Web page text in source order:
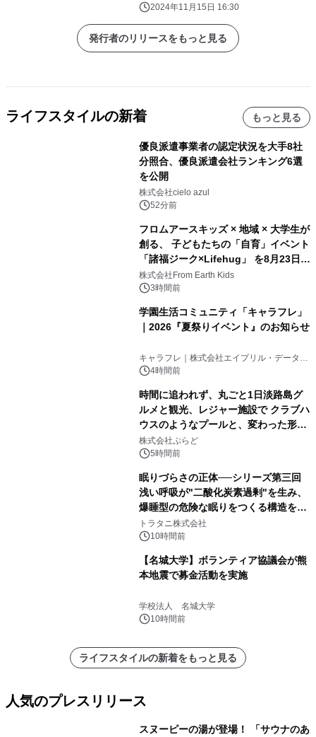
2024年11月15日 16:30
発行者のリリースをもっと見る
ライフスタイルの新着 もっと見る
優良派遣事業者の認定状況を大手8社
分照合、優良派遣会社ランキング6選
を公開
株式会社cielo azul
52分前
フロムアースキッズ × 地域 × 大学生が
創る、 子どもたちの「自育」イベント
「諸福ジーク×Lifehug」 を8月23日
(日)開催
株式会社From Earth Kids
3時間前
学園生活コミュニティ「キャラフレ」
｜2026『夏祭りイベント』のお知らせ
キャラフレ｜株式会社エイプリル・データ・
デザインズ
4時間前
時間に追われず、丸ごと1日淡路島グ
ルメと観光、レジャー施設で クラブハ
ウスのようなプールと、変わった形の
サウナも 「THE BOXY AWAJI」のお
得な素泊まり連泊プランで
株式会社ぷらど
5時間前
眠りづらさの正体──シリーズ第三回
浅い呼吸が"二酸化炭素過剰"を生み、
爆睡型の危険な眠りをつくる構造を解
説
トラタニ株式会社
10時間前
【名城大学】ボランティア協議会が熊
本地震で募金活動を実施
学校法人 名城大学
10時間前
ライフスタイルの新着をもっと見る
人気のプレスリリース
スヌーピーの湯が登場！ 「サウナのあ